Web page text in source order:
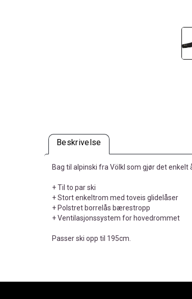
Beskrivelse
Bag til alpinski fra Völkl som gjør det enkelt
+ Til to par ski
+ Stort enkeltrom med toveis glidelåser
+ Polstret borrelås bærestropp
+ Ventilasjonssystem for hovedrommet
Passer ski opp til 195cm.